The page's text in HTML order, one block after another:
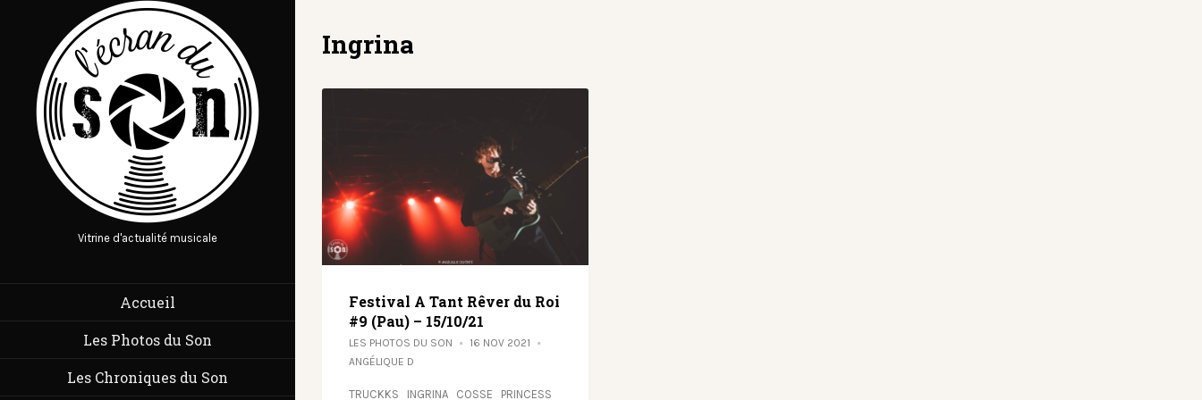
Vitrine d'actualité musicale
Accueil
Les Photos du Son
Les Chroniques du Son
Ingrina
Festival A Tant Rêver du Roi
#9 (Pau) – 15/10/21
LES PHOTOS DU SON
16 NOV 2021
ANGÉLIQUE D
TRUCKKS INGRINA COSSE PRINCESS